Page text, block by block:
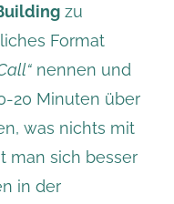
zu
Format
nennen und
20 Minuten über
was nichts mit
man sich besser
in der